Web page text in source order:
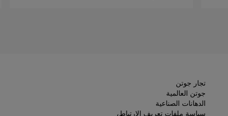
تجار جوتن
جوتن العالمية
الدهانات الصناعية
سياسة ملفات تعريف الارتباط،